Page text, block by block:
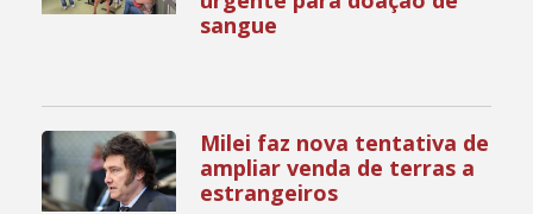
sangue
Milei faz nova tentativa de
ampliar venda de terras a
estrangeiros